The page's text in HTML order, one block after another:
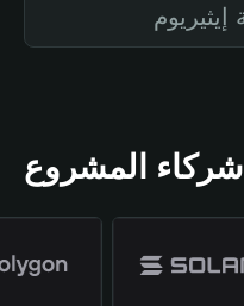
شركاء المشروع